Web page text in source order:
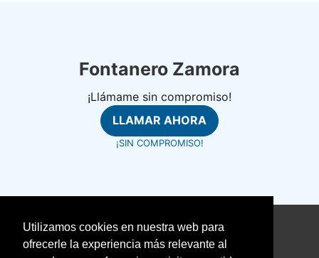
Utilizamos cookies en nuestra web para
ofrecerle la experiencia más relevante al
Fontanero Zamora
¡Llámame sin compromiso!
LLAMAR AHORA
¡SIN COMPROMISO!
©fontanerosrapidos.com